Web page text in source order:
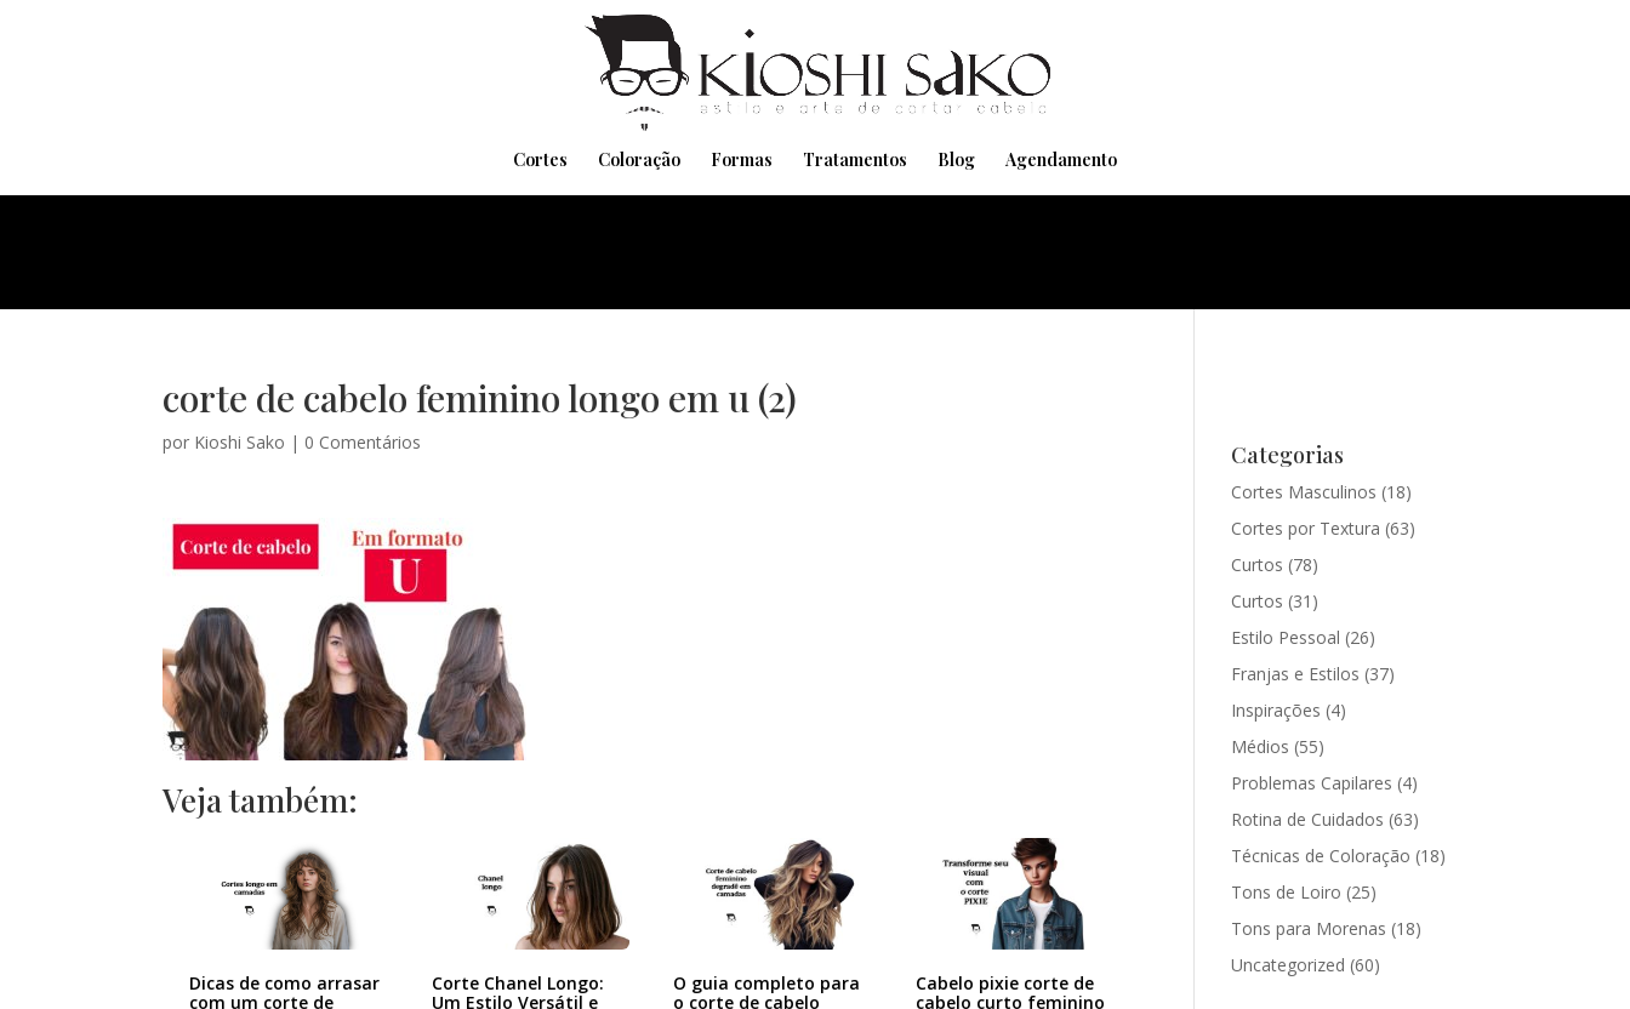
Cortes Coloração Formas Tratamentos Blog Agendamento
corte de cabelo feminino longo em u (2)
por Kioshi Sako | 0 Comentários
Veja também:
Dicas de como arrasar
com um corte de
Corte Chanel Longo:
Um Estilo Versátil e
O guia completo para
o corte de cabelo
Cabelo pixie corte de
cabelo curto feminino
Categorias
Cortes Masculinos (18)
Cortes por Textura (63)
Curtos (78)
Curtos (31)
Estilo Pessoal (26)
Franjas e Estilos (37)
Inspirações (4)
Médios (55)
Problemas Capilares (4)
Rotina de Cuidados (63)
Técnicas de Coloração (18)
Tons de Loiro (25)
Tons para Morenas (18)
Uncategorized (60)
Pensando em transformar seu Visual??
Agende pelo Whatsapp